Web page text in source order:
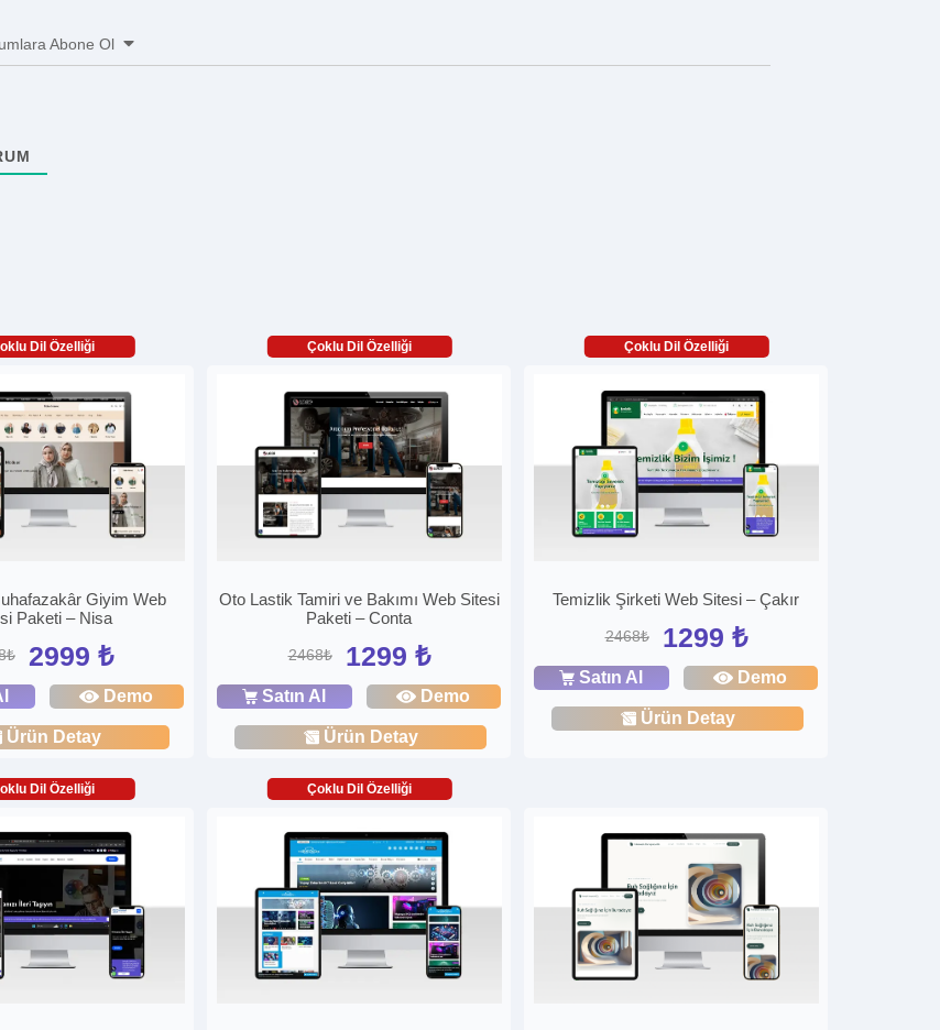
Abone Ol
Dil Özelliği
Giyim Web
Paketi – Nisa
2999 ₺
Demo
Ürün Detay
Çoklu Dil Özelliği
Oto Lastik Tamiri ve Bakımı Web Sitesi
Paketi – Conta
2468₺ 1299 ₺
Satın Al Demo
Ürün Detay
Çoklu Dil Özelliği
Temizlik Şirketi Web Sitesi – Çakır
2468₺ 1299 ₺
Satın Al Demo
Ürün Detay
Dil Özelliği Çoklu Dil Özelliği